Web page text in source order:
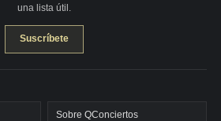
una lista útil.
Suscríbete
Sobre QConciertos